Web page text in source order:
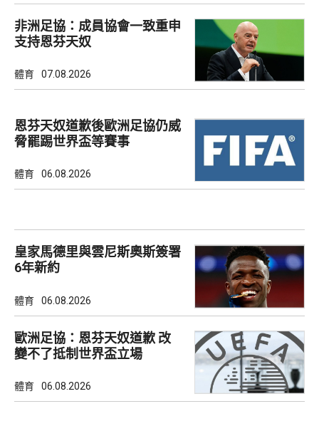
非洲足協：成員協會一致重申
支持恩芬天奴
體育 07.08.2026
恩芬天奴道歉後歐洲足協仍威
脅罷踢世界盃等賽事
體育 06.08.2026
皇家馬德里與雲尼斯奧斯簽署
6年新約
體育 06.08.2026
歐洲足協：恩芬天奴道歉 改
變不了抵制世界盃立場
體育 06.08.2026